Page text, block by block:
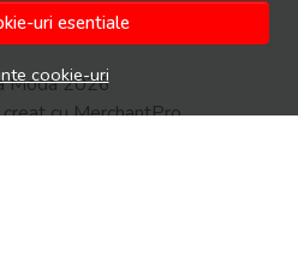
uri esentiale
cookie-uri
Moda 2026
cu MerchantPro